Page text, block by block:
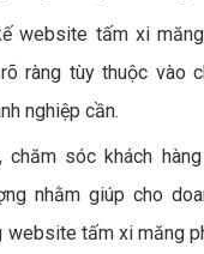
website tấm xi
ràng tùy thuộc vào
nghiệp cần.
sóc khách
nhằm giúp cho
website tấm xi măng